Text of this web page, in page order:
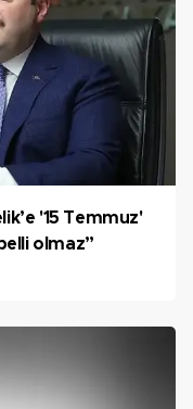
'15 Temmuz'
olmaz”